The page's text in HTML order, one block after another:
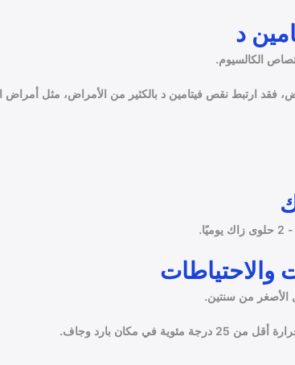
د
الكالسيوم.
فقد ارتبط نقص فيتامين د بالكثير من الأمراض، مثل أمراض
والاحتياطات
الأصغر من سنتين.
في مكان بارد وجاف.